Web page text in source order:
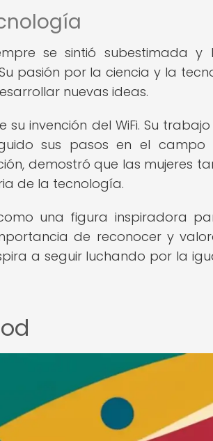
se sintió subestimada y
pasión por la ciencia y la
nuevas ideas.
invención del WiFi. Su
sus pasos en el
demostró que las mujeres
de la tecnología.
una figura inspiradora
de reconocer y
a seguir luchando por la